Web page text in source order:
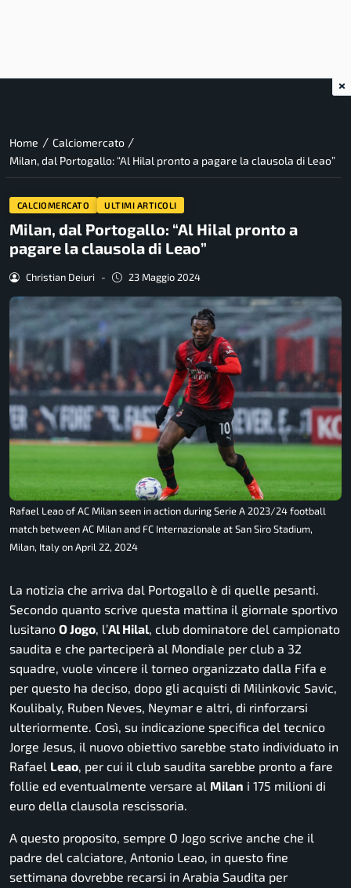
Home / Calciomercato /
Milan, dal Portogallo: “Al Hilal pronto a pagare la clausola di Leao”
CALCIOMERCATO ULTIMI ARTICOLI
Milan, dal Portogallo: “Al Hilal pronto a
pagare la clausola di Leao”
Christian Deiuri - 23 Maggio 2024
Rafael Leao of AC Milan seen in action during Serie A 2023/24 football
match between AC Milan and FC Internazionale at San Siro Stadium,
Milan, Italy on April 22, 2024
La notizia che arriva dal Portogallo è di quelle pesanti.
Secondo quanto scrive questa mattina il giornale sportivo
lusitano O Jogo, l’Al Hilal, club dominatore del campionato
saudita e che parteciperà al Mondiale per club a 32
squadre, vuole vincere il torneo organizzato dalla Fifa e
per questo ha deciso, dopo gli acquisti di Milinkovic Savic,
Koulibaly, Ruben Neves, Neymar e altri, di rinforzarsi
ulteriormente. Così, su indicazione specifica del tecnico
Jorge Jesus, il nuovo obiettivo sarebbe stato individuato in
Rafael Leao, per cui il club saudita sarebbe pronto a fare
follie ed eventualmente versare al Milan i 175 milioni di
euro della clausola rescissoria.
A questo proposito, sempre O Jogo scrive anche che il
padre del calciatore, Antonio Leao, in questo fine
settimana dovrebbe recarsi in Arabia Saudita per
×